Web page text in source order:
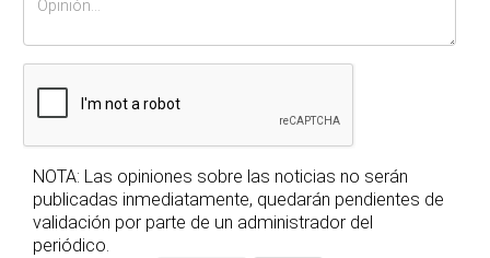
NOTA: Las opiniones sobre las noticias no serán
publicadas inmediatamente, quedarán pendientes de
validación por parte de un administrador del
periódico.